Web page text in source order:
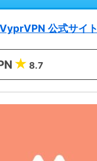
VyprVPN 公式サイト
8.7